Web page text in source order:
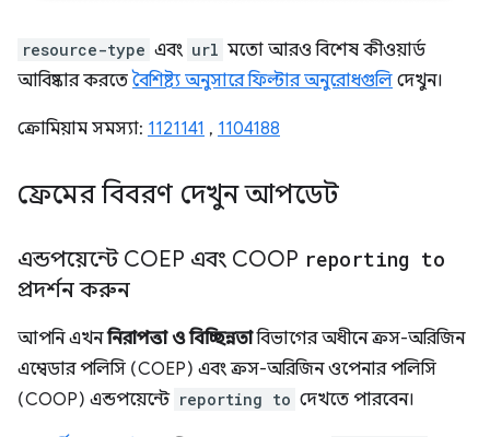
resource-type এবং url মতো আরও বিশেষ কীওয়ার্ড
আবিষ্কার করতে বৈশিষ্ট্য অনুসারে ফিল্টার অনুরোধগুলি দেখুন।
ক্রোমিয়াম সমস্যা: 1121141 , 1104188
ফ্রেমের বিবরণ দেখুন আপডেট
এন্ডপয়েন্টে COEP এবং COOP reporting to
প্রদর্শন করুন
আপনি এখননিরাপত্তা ও বিচ্ছিন্নতাবিভাগের অধীনে ক্রস-অরিজিন
এম্বেডার পলিসি (COEP) এবং ক্রস-অরিজিন ওপেনার পলিসি
(COOP) এন্ডপয়েন্টে reporting to দেখতে পারবেন।